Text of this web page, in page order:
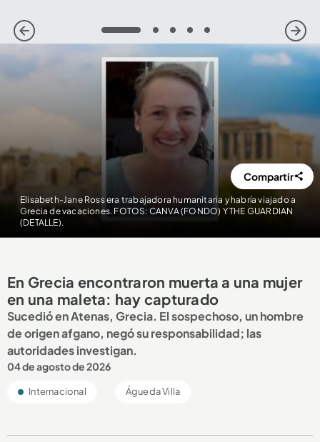
1 2 3 4 5
Elisabeth-Jane Ross era trabajadora humanitaria y habría viajado a
Grecia de vacaciones. FOTOS: CANVA (FONDO) Y THE GUARDIAN
(DETALLE).
Compartir
En Grecia encontraron muerta a una mujer
en una maleta: hay capturado
Sucedió en Atenas, Grecia. El sospechoso, un hombre
de origen afgano, negó su responsabilidad; las
autoridades investigan.
04 de agosto de 2026
Internacional Águeda Villa